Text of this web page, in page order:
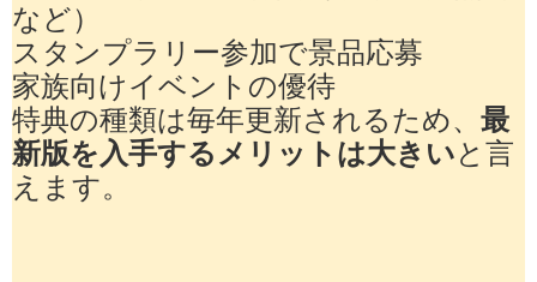
など）
スタンプラリー参加で景品応募
家族向けイベントの優待
特典の種類は毎年更新されるため、 最
新版を入手するメリットは大きい と言
えます。